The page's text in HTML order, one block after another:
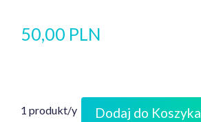
50,00 PLN
1 produkt/y Dodaj do Koszyka